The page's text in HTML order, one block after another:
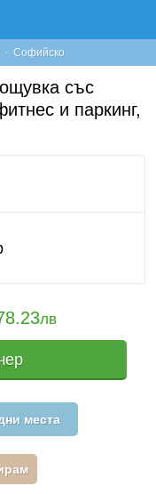
· Софийско
със
и паркинг,
лв
места